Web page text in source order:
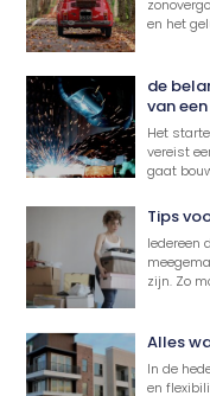
en het
de
van
Het
vereist
gaat
Tips
Iedereen
zijn. Zo
Alles
In de
en